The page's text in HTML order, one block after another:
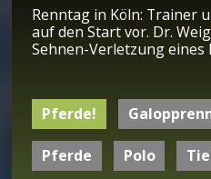
Renntag in Köln: Trainer
auf den Start vor. Dr.
Sehnen-Verletzung eines
Pferde!
Pferde Polo